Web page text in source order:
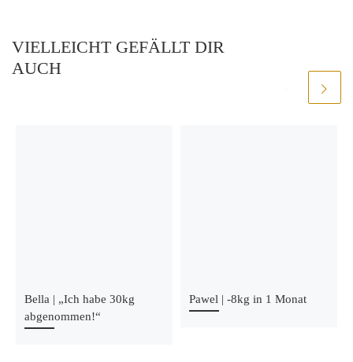
VIELLEICHT GEFÄLLT DIR
AUCH
Bella | „Ich habe 30kg
abgenommen!“
Pawel | -8kg in 1 Monat